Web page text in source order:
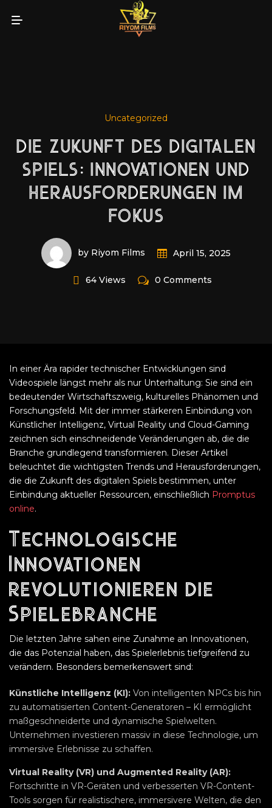
Uncategorized
DIE ZUKUNFT DES DIGITALEN
SPIELS: INNOVATIONEN UND
HERAUSFORDERUNGEN IM
FOKUS
by Riyom Films April 15, 2025
64 Views 0 Comments
In einer Ära rapider technischer Entwicklungen sind
Videospiele längst mehr als nur Unterhaltung: Sie sind ein
bedeutender Wirtschaftszweig, kulturelles Phänomen und
Forschungsfeld. Mit der immer stärkeren Einbindung von
Künstlicher Intelligenz, Virtual Reality und Cloud-Gaming
zeichnen sich einschneidende Veränderungen ab, die die
Branche grundlegend transformieren. Dieser Artikel
beleuchtet die wichtigsten Trends und Herausforderungen,
die die Zukunft des digitalen Spiels bestimmen, unter
Einbindung aktueller Ressourcen, einschließlich Promptus
online.
Technologische
Innovationen
revolutionieren die
Spielebranche
Die letzten Jahre sahen eine Zunahme an Innovationen,
die das Potenzial haben, das Spielerlebnis tiefgreifend zu
verändern. Besonders bemerkenswert sind:
Künstliche Intelligenz (KI): Von intelligenten NPCs bis hin
zu automatisierten Content-Generatoren – KI ermöglicht
maßgeschneiderte und dynamische Spielwelten.
Unternehmen investieren massiv in diese Technologie, um
immersive Erlebnisse zu schaffen.
Virtual Reality (VR) und Augmented Reality (AR):
Fortschritte in VR-Geräten und verbesserten VR-Content-
Tools sorgen für realistischere, immersivere Welten, die den